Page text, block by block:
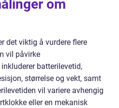
om
det viktig å vurdere flere
vil påvirke
batterilevetid,
størrelse og vekt, samt
vil variere avhengig
eller en mekanisk